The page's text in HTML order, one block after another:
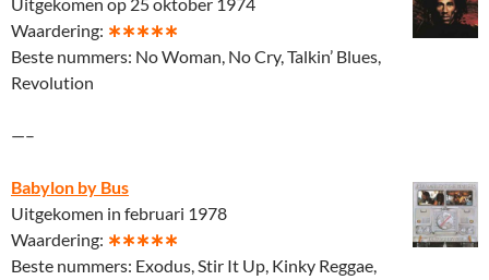
Waardering: ∗∗∗∗∗
Beste nummers: No Woman, No Cry, Talkin’ Blues,
Revolution
—–
Babylon by Bus
Uitgekomen in februari 1978
Waardering: ∗∗∗∗∗
Beste nummers: Exodus, Stir It Up, Kinky Reggae,